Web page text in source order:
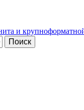
и
Поиск